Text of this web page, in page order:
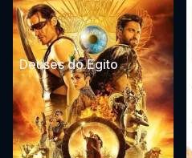
Deuses do Egito